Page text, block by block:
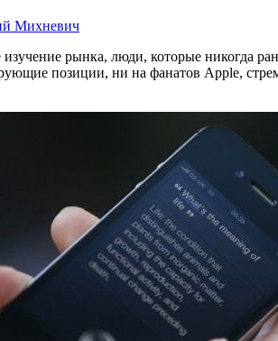
Михневич
изучение рынка, люди, которые никогда
позиции, ни на фанатов Apple,